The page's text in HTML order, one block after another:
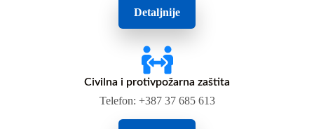
Detaljnije
Civilna i protivpožarna zaštita
Telefon: +387 37 685 613